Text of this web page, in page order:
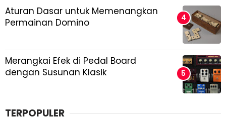
Aturan Dasar untuk Memenangkan
Permainan Domino
Merangkai Efek di Pedal Board
dengan Susunan Klasik
TERPOPULER